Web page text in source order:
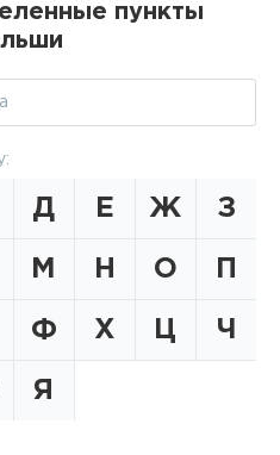
пункты
Д Е Ж З
М Н О П
Ф Х Ц Ч
Я